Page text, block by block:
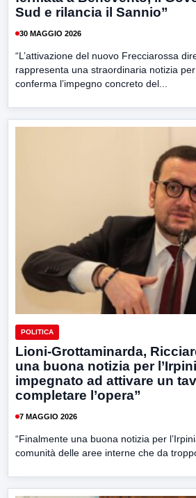
Sud e rilancia il Sannio”
30 MAGGIO 2026
“L’attivazione del nuovo Frecciarossa
rappresenta una straordinaria notizia
conferma l’impegno concreto del...
POLITICA
Lioni-Grottaminarda,
una buona notizia per
impegnato ad attivare un
completare l’opera”
7 MAGGIO 2026
“Finalmente una buona notizia per
comunità delle aree interne che da